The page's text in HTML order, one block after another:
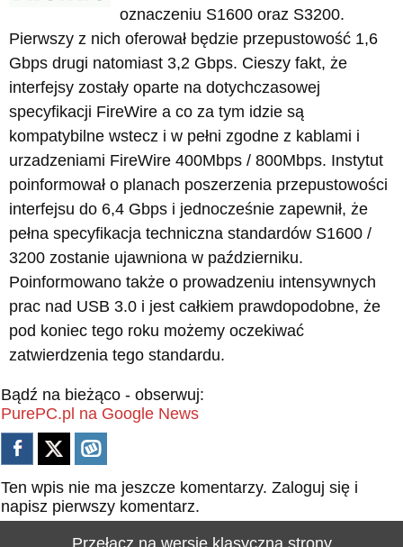
oznaczeniu S1600 oraz S3200.
Pierwszy z nich oferował będzie przepustowość 1,6
Gbps drugi natomiast 3,2 Gbps. Cieszy fakt, że
interfejsy zostały oparte na dotychczasowej
specyfikacji FireWire a co za tym idzie są
kompatybilne wstecz i w pełni zgodne z kablami i
urzadzeniami FireWire 400Mbps / 800Mbps. Instytut
poinformował o planach poszerzenia przepustowości
interfejsu do 6,4 Gbps i jednocześnie zapewnił, że
pełna specyfikacja techniczna standardów S1600 /
3200 zostanie ujawniona w październiku.
Poinformowano także o prowadzeniu intensywnych
prac nad USB 3.0 i jest całkiem prawdopodobne, że
pod koniec tego roku możemy oczekiwać
zatwierdzenia tego standardu.
Bądź na bieżąco - obserwuj:
PurePC.pl na Google News
Ten wpis nie ma jeszcze komentarzy. Zaloguj się i
napisz pierwszy komentarz.
Przełącz na wersję klasyczną strony